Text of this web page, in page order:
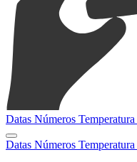
Datas Números Temperatura
Datas Números Temperatura